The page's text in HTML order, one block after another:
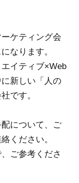
ケティング会
なります。
イティブ×Web
新しい「人の
です。
について、ご
ください。
ご参考くださ